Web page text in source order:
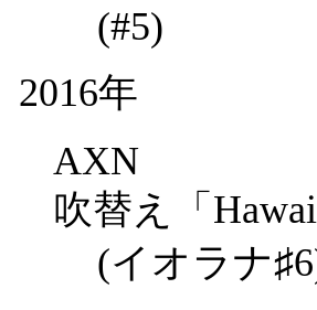
(#5)
2016年
AXN
吹替え「
(イオラナ